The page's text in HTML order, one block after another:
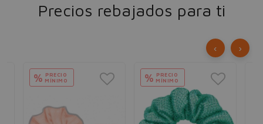
Precios rebajados para ti
% PRECIO
MÍNIMO
% PRECIO
MÍNIMO
‹ ›